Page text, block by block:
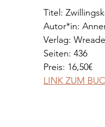
Titel:
Autor*in:
Verlag:
Seiten: 436
Preis: 16,50€
LINK ZUM